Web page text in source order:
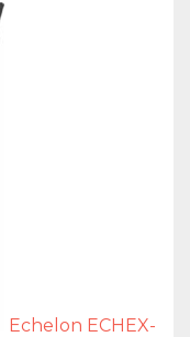
Echelon ECHEX-